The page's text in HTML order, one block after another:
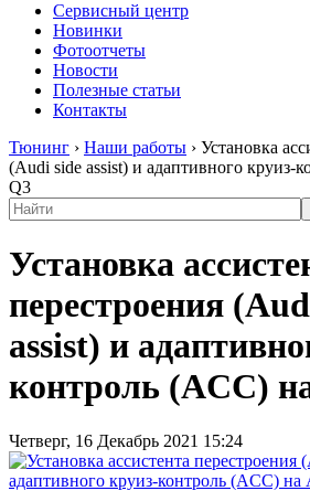
Сервисный центр
Новинки
Фотоотчеты
Новости
Полезные статьи
Контакты
Тюнинг › Наши работы › Установка
(Audi side assist) и адаптивного круиз-
Q3
Установка
перестроения
assist) и
контроль (ACC)
Четверг, 16 Декабрь 2021 15:24